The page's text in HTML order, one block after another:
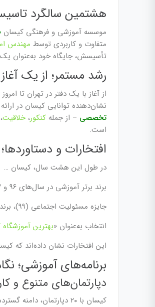
هشتمین سالگرد
موسسه آموزشی و فرهنگی کیسان
متفاوت و کاربردی توسط مهندس
تأسیسش، جایگاه خود به‌عنوان
رشد مستمر؛ از یک
از آغاز با یک دفتر در تهران تا
نشان‌دهنده توانایی کیسان در
تخصصی – از جمله کنکور، خلاقیت،
است.
افتخارات و
در طول این هشت سال، کیسان …
برند برتر آموزشی در سال‌های ۹۶ و ۹۷
جایزه مسئولیت اجتماعی (99)، برند ماندگار (99) و رضایت‌مندی مشتری (1400)
انتخاب به‌عنوان «بهترین
این افتخارات نشان داده‌اند که
برنامه‌های آموزشی؛
دپارتمان‌های متنوع و
کیسان با ۲۰ دپارتمان، دامنه گسترده‌ای از حوزه‌ها را پوشش می‌دهد؛ از کنکور، خلاقیت، زبان و سواد رسانه تا استعدادیابی و مشاوره.